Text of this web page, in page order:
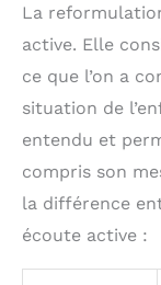
La
active. Elle
ce que l’on a
situation de
entendu et
compris son
la différence
écoute active :